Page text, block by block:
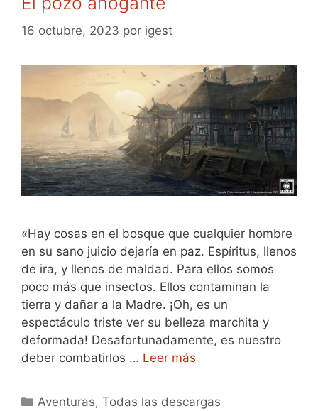
16 octubre, 2023 por igest
«Hay cosas en el bosque que cualquier hombre
en su sano juicio dejaría en paz. Espíritus, llenos
de ira, y llenos de maldad. Para ellos somos
poco más que insectos. Ellos contaminan la
tierra y dañar a la Madre. ¡Oh, es un
espectáculo triste ver su belleza marchita y
deformada! Desafortunadamente, es nuestro
deber combatirlos … Leer más
Categorías
Aventuras,Todas las descargas